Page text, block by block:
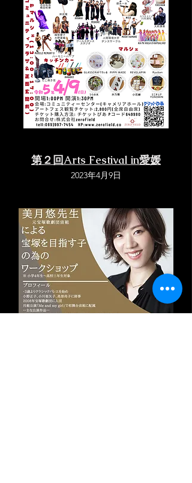
​第２回Arts Festival in愛媛
2023年4月9日